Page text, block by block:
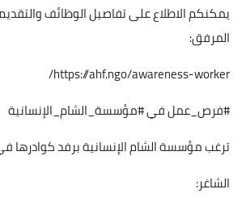
يمكنكم الاطلاع على تفاصيل الوظائف
المرفق:
https://ahf.ngo/awareness-worker/
#فرص_عمل في #مؤسسة_الشام_الإنسانية
ترغب مؤسسة الشام الإنسانية برفد كوادرها
الشاغر: